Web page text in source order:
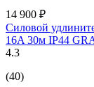
14 900 ₽
Силовой
16A 30м IP44
4.3
(40)